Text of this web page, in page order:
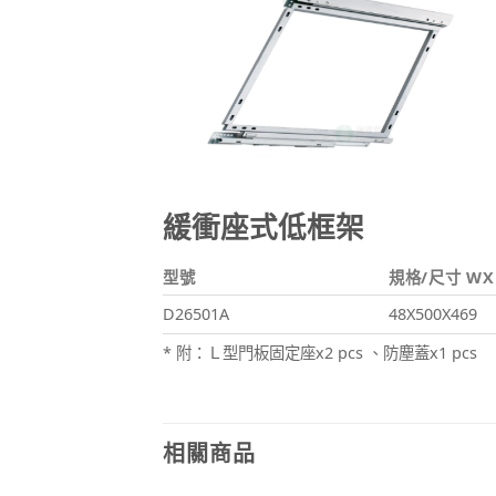
緩衝座式低框架
型號 規格/尺寸
D26501A
48X500X469
* 附：Ｌ型門板固定座x2 pcs 、防塵蓋x1 pcs
相關商品